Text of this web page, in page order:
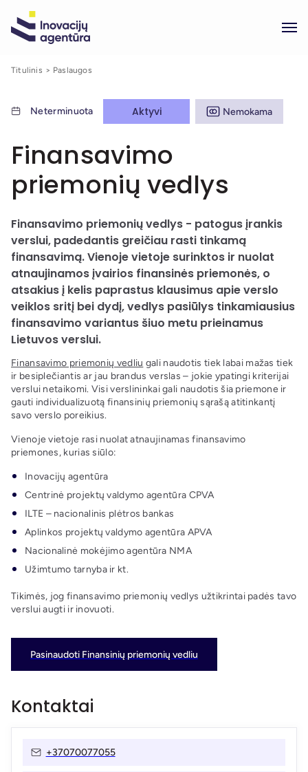
Titulinis Paslaugos
Neterminuota Aktyvi Nemokama
Finansavimo
priemonių vedlys
Finansavimo priemonių vedlys - patogus įrankis
verslui, padedantis greičiau rasti tinkamą
finansavimą. Vienoje vietoje surinktos ir nuolat
atnaujinamos įvairios finansinės priemonės, o
atsakius į kelis paprastus klausimus apie verslo
veiklos sritį bei dydį, vedlys pasiūlys tinkamiausius
finansavimo variantus šiuo metu prieinamus
Lietuvos verslui.
Finansavimo priemonių vedliu gali naudotis tiek labai mažas tiek
ir besiplečiantis ar jau brandus verslas – jokie ypatingi kriterijai
verslui netaikomi. Visi verslininkai gali naudotis šia priemone ir
gauti individualizuotą finansinių priemonių sąrašą atitinkantį
savo verslo poreikius.
Vienoje vietoje rasi nuolat atnaujinamas finansavimo
priemones, kurias siūlo:
Inovacijų agentūra
Centrinė projektų valdymo agentūra CPVA
ILTE – nacionalinis plėtros bankas
Aplinkos projektų valdymo agentūra APVA
Nacionalinė mokėjimo agentūra NMA
Užimtumo tarnyba ir kt.
Tikimės, jog finansavimo priemonių vedlys užtikrintai padės tavo
verslui augti ir inovuoti.
Pasinaudoti Finansinių priemonių vedliu
Kontaktai
+37070077055